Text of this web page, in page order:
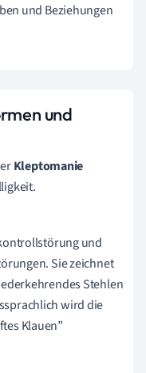
und Beziehungen
und
Kleptomanie
und
Sie zeichnet
Stehlen
wird die
Klauen”